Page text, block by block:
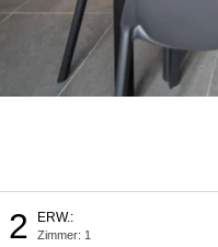
2 ERW.:
Zimmer: 1